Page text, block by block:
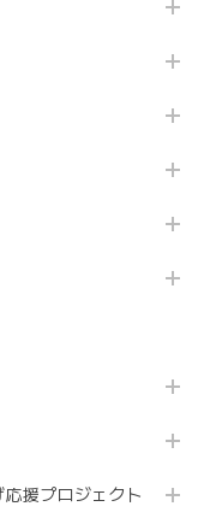
援プロジェクト